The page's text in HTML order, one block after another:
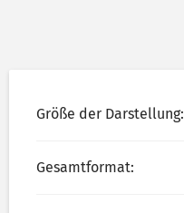
Größe der Darstellung:
Gesamtformat: